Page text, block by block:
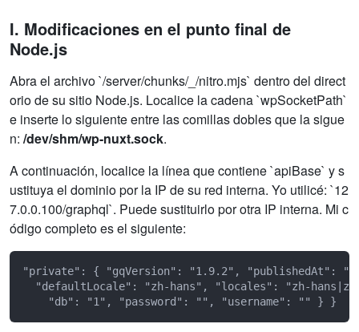
I. Modificaciones en el punto final de
Node.js
Abra el archivo `/server/chunks/_/nitro.mjs` dentro del direct
orio de su sitio Node.js. Localice la cadena `wpSocketPath`
e inserte lo siguiente entre las comillas dobles que la sigue
n: /dev/shm/wp-nuxt.sock.
A continuación, localice la línea que contiene `apiBase` y s
ustituya el dominio por la IP de su red interna. Yo utilicé: `12
7.0.0.100/graphql`. Puede sustituirlo por otra IP interna. Mi c
ódigo completo es el siguiente:
"private": { "gqVersion": "1.9.2", "publishedAt":
"defaultLocale": "zh-hans", "locales": "zh-
    "db": "1", "password": "", "username": "" } }